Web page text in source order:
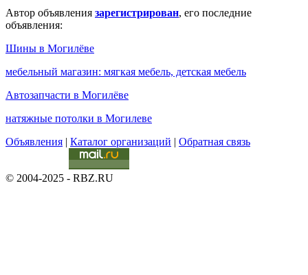
Автор объявления зарегистрирован, его последние
объявления:
Шины в Могилёве
мебельный магазин: мягкая мебель, детская мебель
Автозапчасти в Могилёве
натяжные потолки в Могилеве
Объявления | Каталог организаций | Обратная связь
© 2004-2025 - RBZ.RU